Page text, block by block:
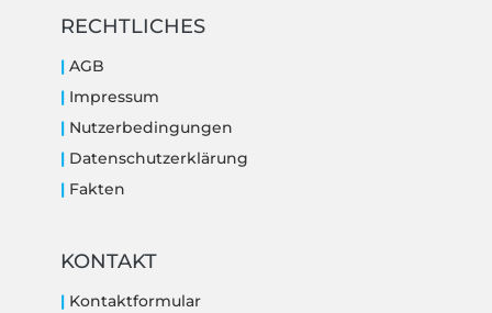
RECHTLICHES
| AGB
| Impressum
| Nutzerbedingungen
| Datenschutzerklärung
| Fakten
KONTAKT
| Kontaktformular